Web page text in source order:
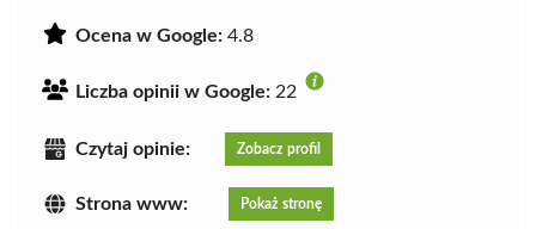
Ocena w Google: 4.8
Liczba opinii w Google: 22
Czytaj opinie: Zobacz profil
Strona www: Pokaż stronę